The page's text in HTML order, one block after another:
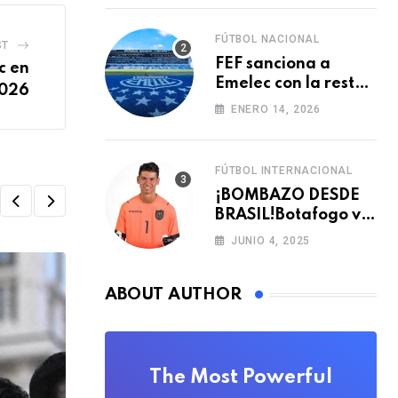
en
FÚTBOL NACIONAL
FEF sanciona a
Emelec con la resta
de tres puntos para
ENERO 14, 2026
FÚTBOL INTERNACIONAL
¡BOMBAZO DESDE
BRASIL!Botafogo va
con TODO por el
JUNIO 4, 2025
ABOUT AUTHOR
The Most Powerful